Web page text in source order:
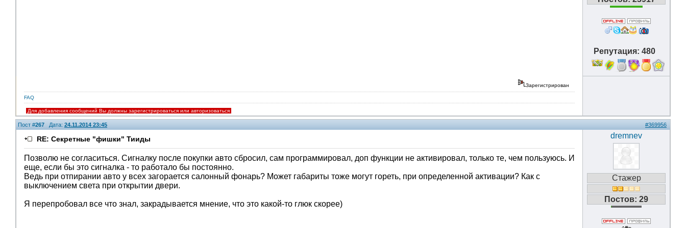
Репутация: 480
18
Зарегистрирован
FAQ
Для добавления сообщений Вы должны зарегистрироваться или авторизоваться
Пост #267 Дата: 24.11.2014 23:45 #369956
RE: Секретные "фишки" Тииды
Позволю не согласиться. Сигналку после покупки авто сбросил, сам программировал, доп функции не активировал, только те, чем пользуюсь. И
еще, если бы это сигналка - то работало бы постоянно.
Ведь при отпирании авто у всех загорается салонный фонарь? Может габариты тоже могут гореть, при определенной активации? Как с
выключением света при открытии двери.
Я перепробовал все что знал, закрадывается мнение, что это какой-то глюк скорее)
dremnev
Стажер
Постов: 29